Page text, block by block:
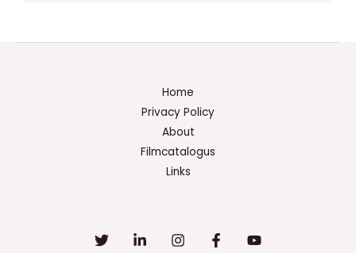
Home
Privacy Policy
About
Filmcatalogus
Links